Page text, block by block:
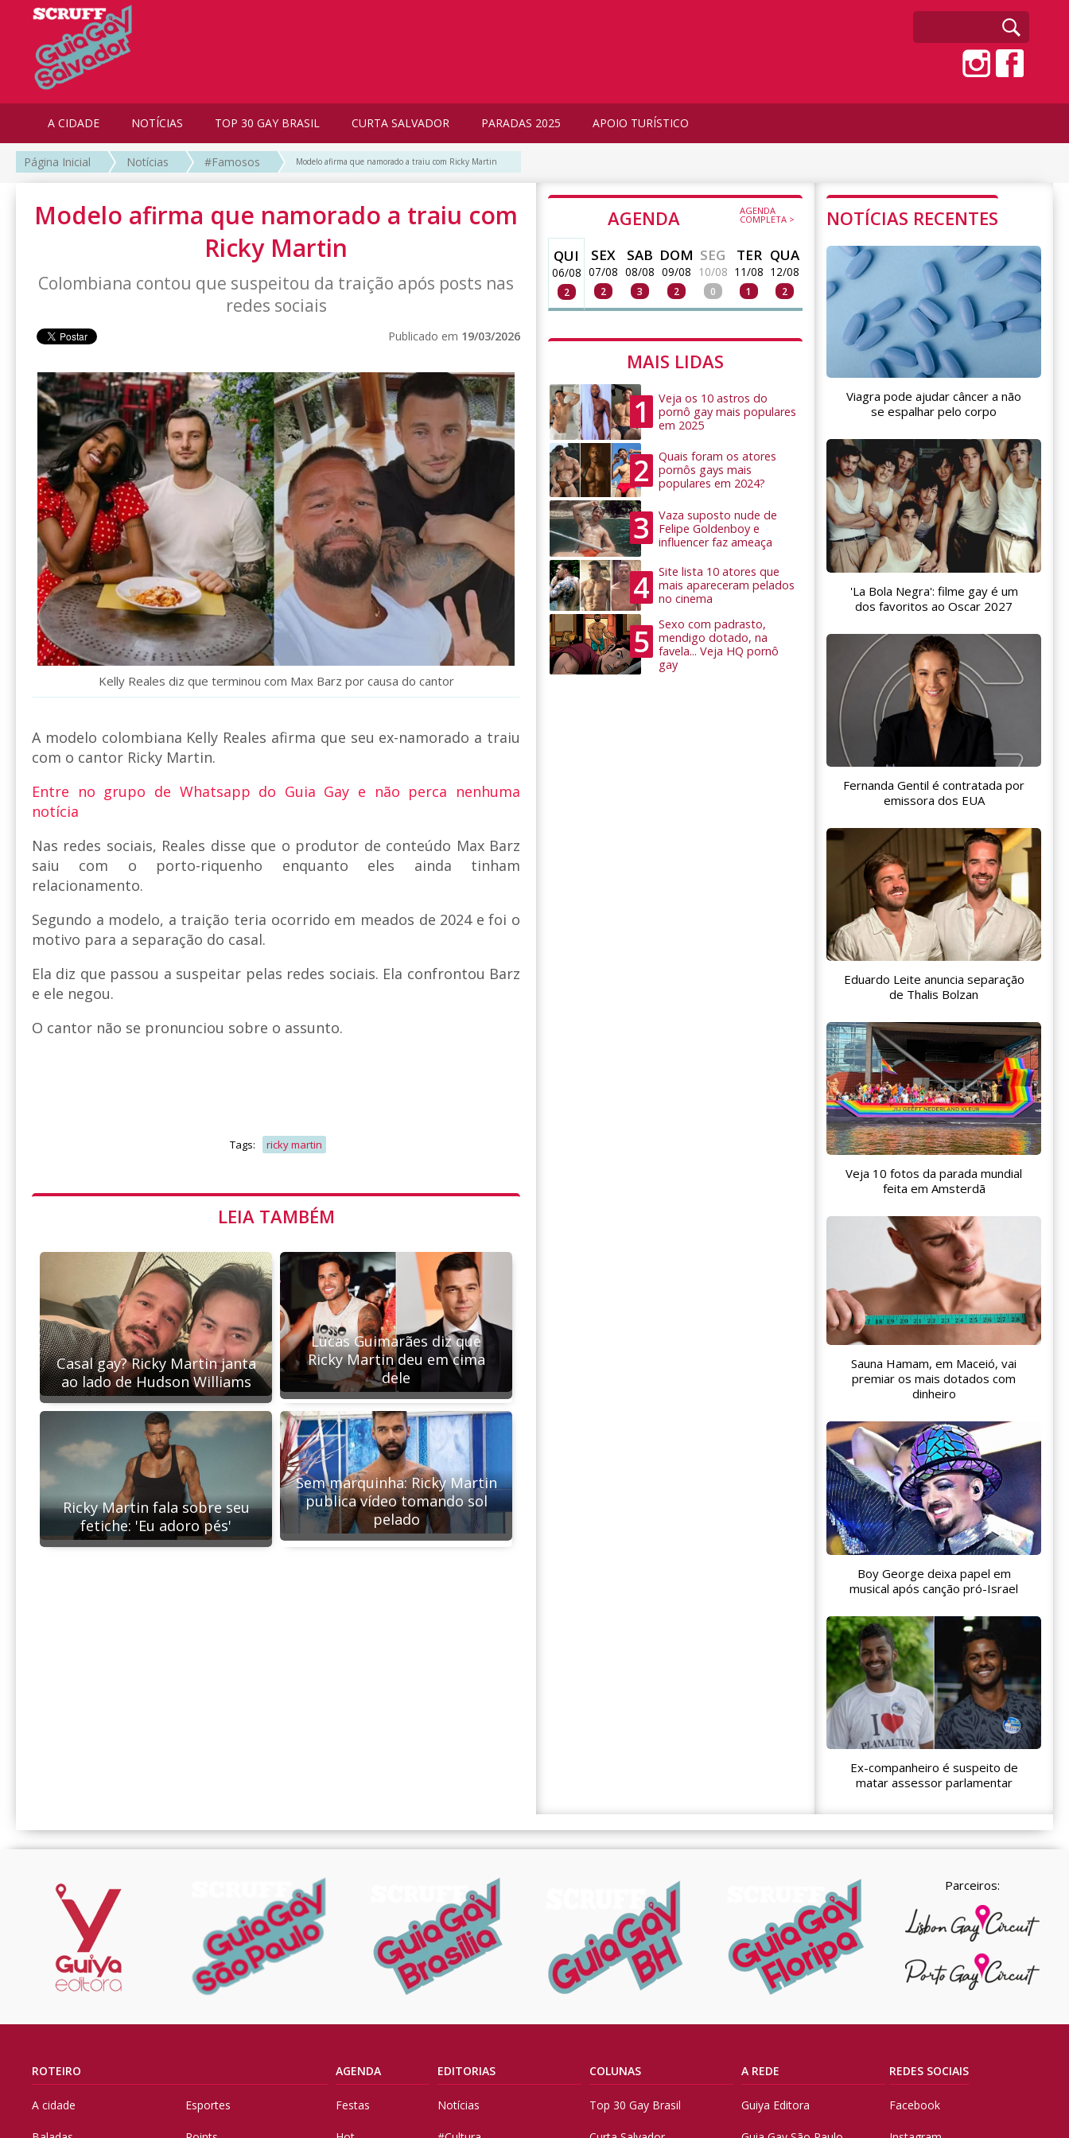
A CIDADE NOTÍCIAS TOP 30 GAY BRASIL CURTA SALVADOR PARADAS 2025 APOIO TURÍSTICO
Página Inicial Notícias #Famosos Modelo afirma que namorado a traiu com Ricky Martin
Modelo afirma que namorado a traiu com
Ricky Martin
Colombiana contou que suspeitou da traição após posts nas
redes sociais
Publicado em 19/03/2026
Kelly Reales diz que terminou com Max Barz por causa do cantor
A modelo colombiana Kelly Reales afirma que seu ex-namorado a traiu
com o cantor Ricky Martin.
Entre no grupo de Whatsapp do Guia Gay e não perca nenhuma
notícia
Nas redes sociais, Reales disse que o produtor de conteúdo Max Barz
saiu com o porto-riquenho enquanto eles ainda tinham
relacionamento.
Segundo a modelo, a traição teria ocorrido em meados de 2024 e foi o
motivo para a separação do casal.
Ela diz que passou a suspeitar pelas redes sociais. Ela confrontou Barz
e ele negou.
O cantor não se pronunciou sobre o assunto.
Tags: ricky martin
LEIA TAMBÉM
Casal gay? Ricky Martin janta
ao lado de Hudson Williams
Lucas Guimarães diz que
Ricky Martin deu em cima
dele
Ricky Martin fala sobre seu
fetiche: 'Eu adoro pés'
Sem marquinha: Ricky Martin
publica vídeo tomando sol
pelado
AGENDA AGENDA
COMPLETA >
QUI
06/08
2
SEX
07/08
2
SAB
08/08
3
DOM
09/08
2
SEG
10/08
0
TER
11/08
1
QUA
12/08
2
MAIS LIDAS
1
Veja os 10 astros do
pornô gay mais populares
em 2025
2
Quais foram os atores
pornôs gays mais
populares em 2024?
3
Vaza suposto nude de
Felipe Goldenboy e
influencer faz ameaça
4
Site lista 10 atores que
mais apareceram pelados
no cinema
5
Sexo com padrasto,
mendigo dotado, na
favela... Veja HQ pornô
gay
NOTÍCIAS RECENTES
Viagra pode ajudar câncer a não
se espalhar pelo corpo
'La Bola Negra': filme gay é um
dos favoritos ao Oscar 2027
Fernanda Gentil é contratada por
emissora dos EUA
Eduardo Leite anuncia separação
de Thalis Bolzan
Veja 10 fotos da parada mundial
feita em Amsterdã
Sauna Hamam, em Maceió, vai
premiar os mais dotados com
dinheiro
Boy George deixa papel em
musical após canção pró-Israel
Ex-companheiro é suspeito de
matar assessor parlamentar
Parceiros:
ROTEIRO
A cidade Esportes
AGENDA
Festas
EDITORIAS
Notícias
COLUNAS
Top 30 Gay Brasil
A REDE
Guiya Editora
REDES SOCIAIS
Facebook